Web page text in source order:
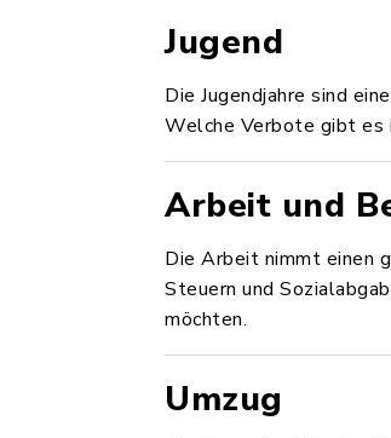
Jugend
Die Jugendjahre sind
Welche Verbote gibt es
Arbeit und
Die Arbeit nimmt einen
Steuern und
möchten.
Umzug